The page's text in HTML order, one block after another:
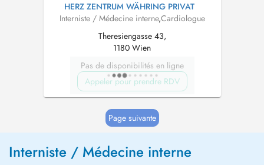
HERZ ZENTRUM WÄHRING PRIVAT
Interniste / Médecine interne,Cardiologue
Theresiengasse 43,
1180 Wien
Pas de disponibilités en ligne
Appeler pour prendre RDV
Page suivante
Interniste / Médecine interne